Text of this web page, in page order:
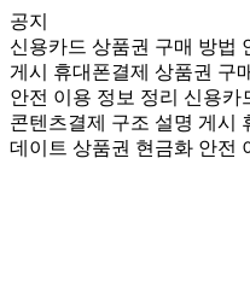
공지
신용카드 상품권 구매 방법
게시
휴대폰결제 상품권 구
안전 이용 정보 정리 신용카
콘텐츠결제 구조 설명 게시
데이트 상품권 현금화 안전